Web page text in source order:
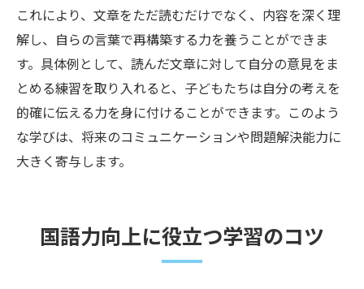
これにより、文章をただ読むだけでなく、内容を深く理
解し、自らの言葉で再構築する力を養うことができま
す。具体例として、読んだ文章に対して自分の意見をま
とめる練習を取り入れると、子どもたちは自分の考えを
的確に伝える力を身に付けることができます。このよう
な学びは、将来のコミュニケーションや問題解決能力に
大きく寄与します。
国語力向上に役立つ学習のコツ